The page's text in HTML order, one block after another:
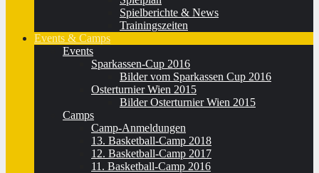
Spielberichte & News
Trainingszeiten
Events & Camps
Events
Sparkassen-Cup 2016
Bilder vom Sparkassen Cup 2016
Osterturnier Wien 2015
Bilder Osterturnier Wien 2015
Camps
Camp-Anmeldungen
13. Basketball-Camp 2018
12. Basketball-Camp 2017
11. Basketball-Camp 2016